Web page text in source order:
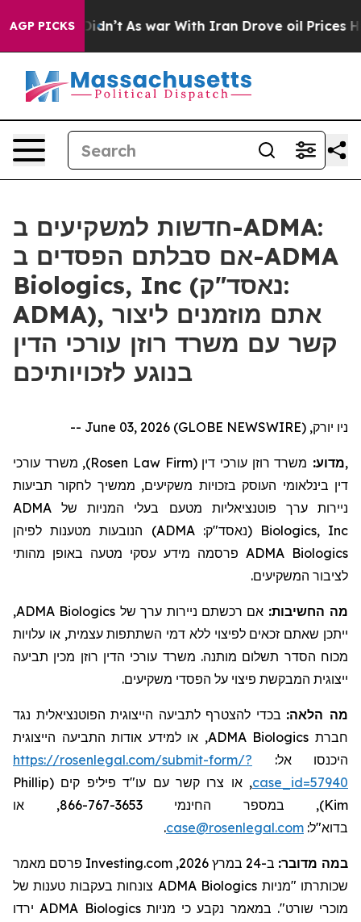
AGP PICKS
it Didn’t As war With Iran Drove oil Prices
חדשות למשקיעים ב-ADMA:
אם סבלתם הפסדים ב-ADMA
Biologics, Inc (נאסד"ק:
ADMA), אתם מוזמנים ליצור
קשר עם משרד רוזן עורכי הדין
בנוגע לזכויותיכם
ניו יורק, June 03, 2026 (GLOBE NEWSWIRE) --
,מדוע: משרד רוזן עורכי דין (Rosen Law Firm
), משרד עורכי
דין בינלאומי העוסק בזכויות משקיעים, ממשיך לחקור תביעות
ניירות ערך פוטנציאליות מטעם בעלי המניות של ADMA
Biologics, Inc
(נאסד"ק:ADMA
) הנובעות מטענות לפיהן
ADMA Biologics פרסמה מידע עסקי מטעה באופן מהותי
לציבור המשקיעים.
מה החשיבות: אם רכשתם ניירות ערך של ADMA Biologics
,
ייתכן שאתם זכאים לפיצוי ללא דמי השתתפות עצמית, או עלויות
מכוח הסדר תשלום מותנה. משרד עורכי הדין רוזן מכין תביעה
ייצוגית המבקשת פיצוי על הפסדי משקיעים.
מה הלאה: בכדי להצטרף לתביעה הייצוגית הפוטנציאלית נגד
חברת ADMA Biologics, או למידע אודות התביעה הייצוגית
היכנסו אל: https://rosenlegal.com/submit-form/?
case_id=57940, או צרו קשר עם עו"ד פיליפ קים (Phillip
Kim
), במספר החינמי 866-767-3653, או
בדוא"ל: case@rosenlegal.com
.
במה מדובר: ב-24 במרץ 2026, Investing.com פרסם מאמר
שכותרתו "מניות ADMA Biologics צונחות בעקבות טענות של
מוכרי שורט". במאמר נקבע כי מניותADMA Biologicsירדו